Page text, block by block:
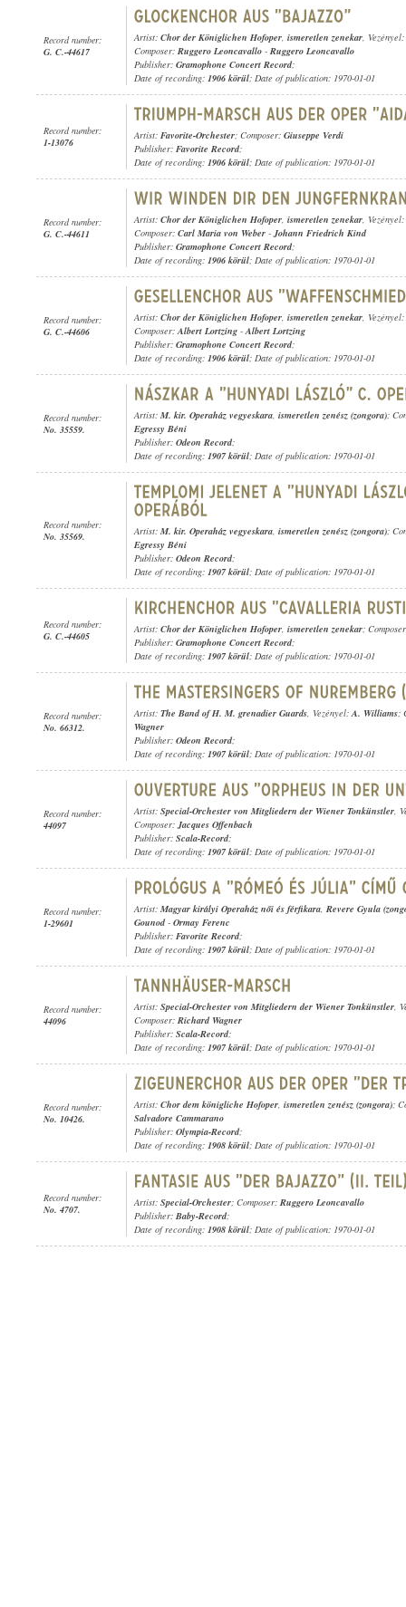
Record number:
G. C.-44617
Artist: Chor der Königlichen Hofoper, ismeretlen zenekar, Vezényel:
Composer: Ruggero Leoncavallo - Ruggero Leoncavallo
Publisher: Gramophone Concert Record;
Date of recording: 1906 körül; Date of publication: 1970-01-01
Record number:
1-13076
Artist: Favorite-Orchester; Composer: Giuseppe Verdi
Publisher: Favorite Record;
Date of recording: 1906 körül; Date of publication: 1970-01-01
Record number:
G. C.-44611
Artist: Chor der Königlichen Hofoper, ismeretlen zenekar, Vezényel:
Composer: Carl Maria von Weber -Johann Friedrich Kind
Publisher: Gramophone Concert Record;
Date of recording: 1906 körül; Date of publication: 1970-01-01
Record number:
G. C.-44606
Artist: Chor der Königlichen Hofoper, ismeretlen zenekar, Vezényel:
Composer:Albert Lortzing -Albert Lortzing
Publisher: Gramophone Concert Record;
Date of recording: 1906 körül; Date of publication: 1970-01-01
Record number:
No. 35559.
Artist: M. kir. Operaház vegyeskara, ismeretlen zenész (zongora);
Egressy Béni
Publisher: Odeon Record;
Date of recording: 1907 körül; Date of publication: 1970-01-01
Record number:
No. 35569.
Artist: M. kir. Operaház vegyeskara, ismeretlen zenész (zongora);
Egressy Béni
Publisher: Odeon Record;
Date of recording: 1907 körül; Date of publication: 1970-01-01
Record number:
G. C.-44605
Artist: Chor der Königlichen Hofoper, ismeretlen zenekar;
Publisher: Gramophone Concert Record;
Date of recording: 1907 körül; Date of publication: 1970-01-01
Record number:
No. 66312.
Artist: The Band of H. M. grenadier Guards, Vezényel:A. Williams;
Wagner
Publisher: Odeon Record;
Date of recording: 1907 körül; Date of publication: 1970-01-01
Record number:
44097
Artist: Special-Orchester von Mitgliedern der Wiener Tonkünstler,
Composer:Jacques Offenbach
Publisher: Scala-Record;
Date of recording: 1907 körül; Date of publication: 1970-01-01
Record number:
1-29601
Artist: Magyar királyi Operaház női és férfikara, Revere Gyula
Gounod- Ormay Ferenc
Publisher: Favorite Record;
Date of recording: 1907 körül; Date of publication: 1970-01-01
Record number:
44096
Artist: Special-Orchester von Mitgliedern der Wiener Tonkünstler,
Composer: Richard Wagner
Publisher: Scala-Record;
Date of recording: 1907 körül; Date of publication: 1970-01-01
Record number:
No. 10426.
Artist: Chor dem königliche Hofoper, ismeretlen zenész (zongora);
Salvadore Cammarano
Publisher: Olympia-Record;
Date of recording: 1908 körül; Date of publication: 1970-01-01
Record number:
No. 4707.
Artist: Special-Orchester; Composer: Ruggero Leoncavallo
Publisher: Baby-Record;
Date of recording: 1908 körül; Date of publication: 1970-01-01